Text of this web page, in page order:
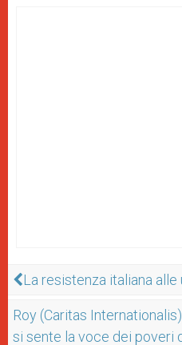
La resistenza italiana alle
Roy (Caritas
si sente la voce dei poveri